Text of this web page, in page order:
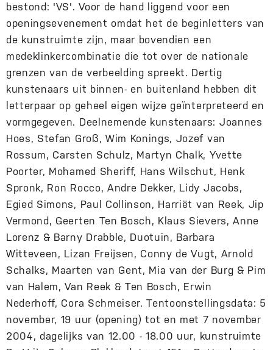
bestond: 'VS'. Voor de hand liggend voor een
openingsevenement omdat het de beginletters van
de kunstruimte zijn, maar bovendien een
medeklinkercombinatie die tot over de nationale
grenzen van de verbeelding spreekt. Dertig
kunstenaars uit binnen- en buitenland hebben dit
letterpaar op geheel eigen wijze geïnterpreteerd en
vormgegeven. Deelnemende kunstenaars: Joannes
Hoes, Stefan Groß, Wim Konings, Jozef van
Rossum, Carsten Schulz, Martyn Chalk, Yvette
Poorter, Mohamed Sheriff, Hans Wilschut, Henk
Spronk, Ron Rocco, Andre Dekker, Lidy Jacobs,
Egied Simons, Paul Collinson, Harriët van Reek, Jip
Vermond, Geerten Ten Bosch, Klaus Sievers, Anne
Lorenz & Barny Drabble, Duotuin, Barbara
Witteveen, Lizan Freijsen, Conny de Vugt, Arnold
Schalks, Maarten van Gent, Mia van der Burg & Pim
van Halem, Van Reek & Ten Bosch, Erwin
Nederhoff, Cora Schmeiser. Tentoonstellingsdata: 5
november, 19 uur (opening) tot en met 7 november
2004, dagelijks van 12.00 - 18.00 uur, kunstruimte